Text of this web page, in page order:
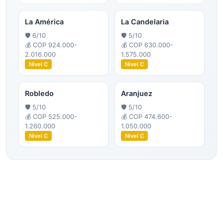
La América
🛡️ 6/10
💰 COP 924.000-
2.016.000
Nivel C
La Candelaria
🛡️ 5/10
💰 COP 630.000-
1.575.000
Nivel C
Robledo
🛡️ 5/10
💰 COP 525.000-
1.260.000
Nivel C
Aranjuez
🛡️ 5/10
💰 COP 474.600-
1.050.000
Nivel C